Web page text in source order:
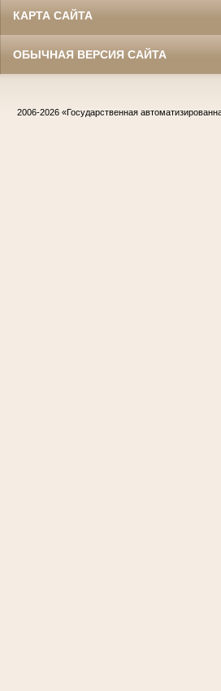
КАРТА САЙТА
ОБЫЧНАЯ ВЕРСИЯ САЙТА
2006-2026 «Государственная